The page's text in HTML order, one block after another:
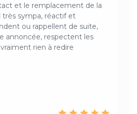
et le remplacement de la
très sympa, réactif et
ou rappellent de suite,
annoncée, respectent les
rien à redire